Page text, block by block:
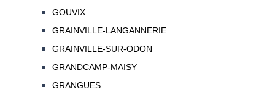
GOUVIX
GRAINVILLE-LANGANNERIE
GRAINVILLE-SUR-ODON
GRANDCAMP-MAISY
GRANGUES